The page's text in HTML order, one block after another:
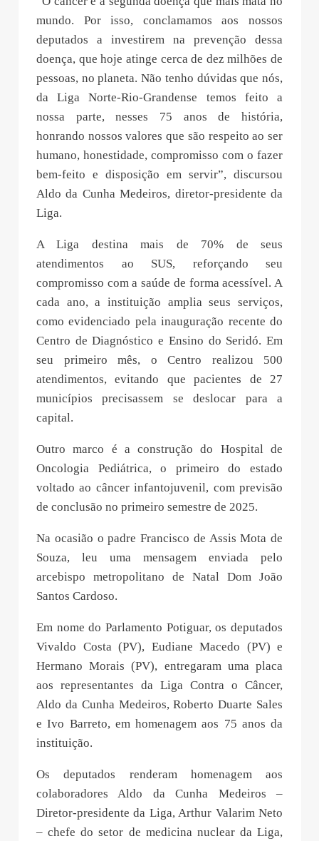
mundo. Por isso, conclamamos aos nossos
deputados a investirem na prevenção dessa
doença, que hoje atinge cerca de dez milhões de
pessoas, no planeta. Não tenho dúvidas que nós,
da Liga Norte-Rio-Grandense temos feito a
nossa parte, nesses 75 anos de história,
honrando nossos valores que são respeito ao ser
humano, honestidade, compromisso com o fazer
bem-feito e disposição em servir”, discursou
Aldo da Cunha Medeiros, diretor-presidente da
Liga.
A Liga destina mais de 70% de seus
atendimentos ao SUS, reforçando seu
compromisso com a saúde de forma acessível. A
cada ano, a instituição amplia seus serviços,
como evidenciado pela inauguração recente do
Centro de Diagnóstico e Ensino do Seridó. Em
seu primeiro mês, o Centro realizou 500
atendimentos, evitando que pacientes de 27
municípios precisassem se deslocar para a
capital.
Outro marco é a construção do Hospital de
Oncologia Pediátrica, o primeiro do estado
voltado ao câncer infantojuvenil, com previsão
de conclusão no primeiro semestre de 2025.
Na ocasião o padre Francisco de Assis Mota de
Souza, leu uma mensagem enviada pelo
arcebispo metropolitano de Natal Dom João
Santos Cardoso.
Em nome do Parlamento Potiguar, os deputados
Vivaldo Costa (PV), Eudiane Macedo (PV) e
Hermano Morais (PV), entregaram uma placa
aos representantes da Liga Contra o Câncer,
Aldo da Cunha Medeiros, Roberto Duarte Sales
e Ivo Barreto, em homenagem aos 75 anos da
instituição.
Os deputados renderam homenagem aos
colaboradores Aldo da Cunha Medeiros –
Diretor-presidente da Liga, Arthur Valarim Neto
– chefe do setor de medicina nuclear da Liga,